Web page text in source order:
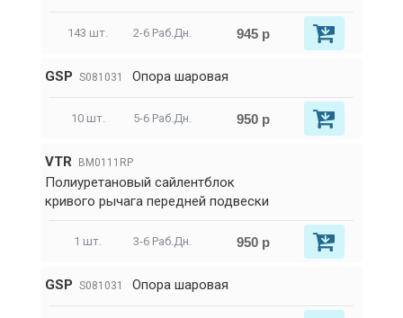
143 шт. 2-6 Раб.Дн. 945 р
GSP S081031 Опора шаровая
10 шт. 5-6 Раб.Дн. 950 р
VTR BM0111RP
Полиуретановый сайлентблок
кривого рычага передней подвески
1 шт. 3-6 Раб.Дн. 950 р
GSP S081031 Опора шаровая